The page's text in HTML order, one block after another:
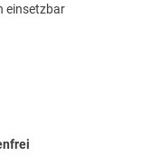
einsetzbar